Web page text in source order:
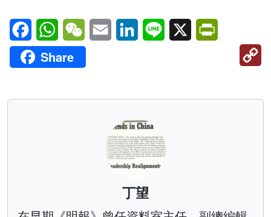
FacebookWhatsAppWeChatEmail LinkedInLine X
Share
丁望